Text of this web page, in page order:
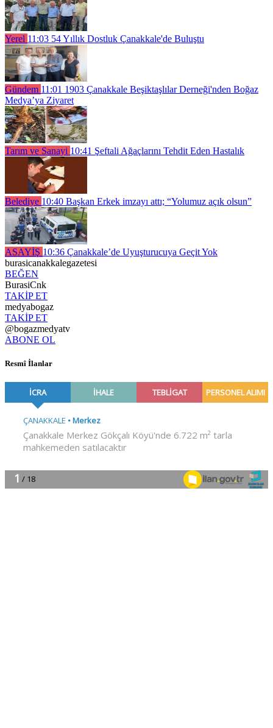
Yerel 11:03 54 Yıllık Dostluk Çanakkale'de Buluştu
Gündem 11:01 1903 Çanakkale Beşiktaşlılar Derneği'nden Boğaz
Medya’ya Ziyaret
Tarım ve Sanayi 10:41 Şeftali Ağaçlarını Tehdit Eden Hastalık
Belediye 10:40 Başkan Erkek imzayı attı; “Yolumuz açık olsun”
ASAYİŞ 10:36 Çanakkale’de Uyuşturucuya Geçit Yok
burasicanakkalegazetesi
BEĞEN
BurasiCnk
TAKİP ET
medyabogaz
TAKİP ET
@bogazmedyatv
ABONE OL
Resmî İlanlar